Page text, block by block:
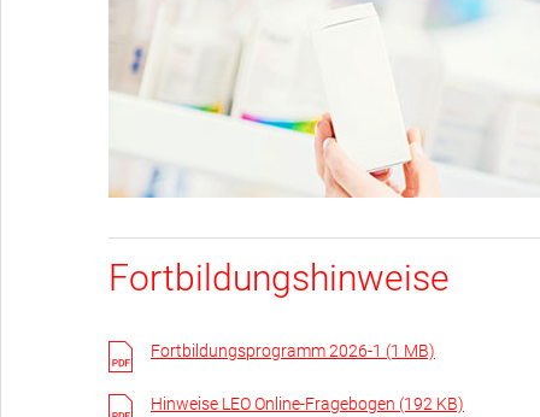
Fortbildungshinweise
Fortbildungsprogramm 2026-1 (1 MB)
Hinweise LEO Online-Fragebogen (192 KB)